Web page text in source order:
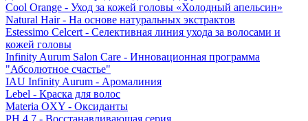
Cool Orange - Уход за кожей головы «Холодный апельсин»
Natural Hair - На основе натуральных экстрактов
Estessimo Celcert - Селективная линия ухода за волосами и
кожей головы
Infinity Aurum Salon Care - Инновационная программа
"Абсолютное счастье"
IAU Infinity Aurum - Аромалиния
Lebel - Краска для волос
Materia OXY - Оксиданты
PH 4.7 - Восстанавливающая серия